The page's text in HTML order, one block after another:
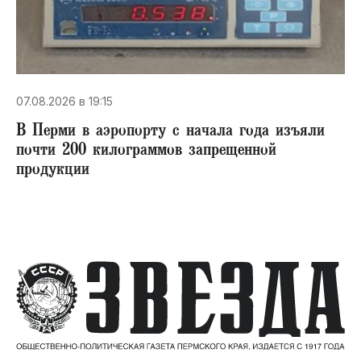
07.08.2026 в 19:15
В Перми в аэропорту с начала года изъяли
почти 200 килограммов запрещенной
продукции